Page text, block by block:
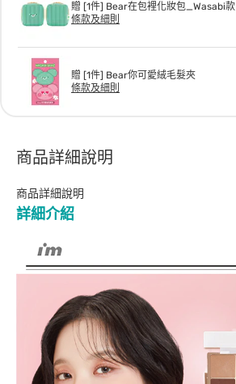
贈 [1件] Bear在包裡化妝包_Wasabi款
條款及細則
贈 [1件] Bear你可愛絨毛髮夾
條款及細則
商品詳細說明
商品詳細說明
詳細介紹